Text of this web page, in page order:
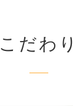
こだわり